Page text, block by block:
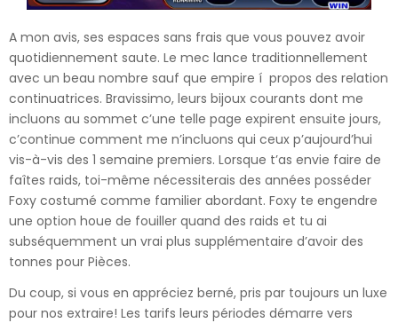
A mon avis, ses espaces sans frais que vous pouvez avoir
quotidiennement saute. Le mec lance traditionnellement
avec un beau nombre sauf que empire í propos des relation
continuatrices. Bravissimo, leurs bijoux courants dont me
incluons au sommet c’une telle page expirent ensuite jours,
c’continue comment me n’incluons qui ceux p’aujourd’hui
vis-à-vis des 1 semaine premiers. Lorsque t’as envie faire de
faîtes raids, toi-même nécessiterais des années posséder
Foxy costumé comme familier abordant. Foxy te engendre
une option houe de fouiller quand des raids et tu ai
subséquemment un vrai plus supplémentaire d’avoir des
tonnes pour Pièces.
Du coup, si vous en appréciez berné, pris par toujours un luxe
pour nos extraire! Les tarifs leurs périodes démarre vers